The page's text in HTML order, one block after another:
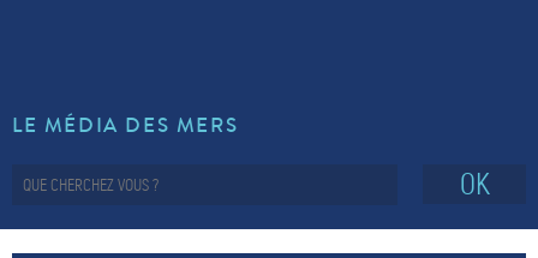
LE MÉDIA DES MERS
OK